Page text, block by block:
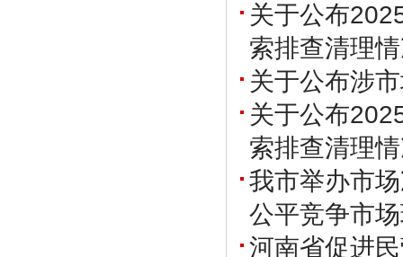
关于公布
索排查清理
关于公布涉
关于公布
索排查清理
我市举办市
公平竞争市
河南省促进